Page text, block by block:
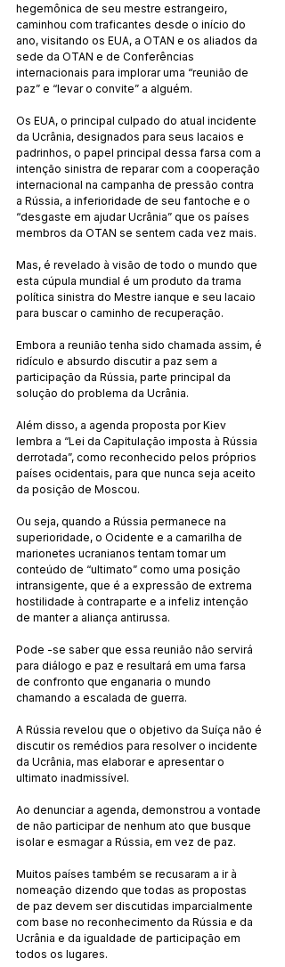
hegemônica de seu mestre estrangeiro,
caminhou com traficantes desde o início do
ano, visitando os EUA, a OTAN e os aliados da
sede da OTAN e de Conferências
internacionais para implorar uma “reunião de
paz” e “levar o convite” a alguém.
Os EUA, o principal culpado do atual incidente
da Ucrânia, designados para seus lacaios e
padrinhos, o papel principal dessa farsa com a
intenção sinistra de reparar com a cooperação
internacional na campanha de pressão contra
a Rússia, a inferioridade de seu fantoche e o
“desgaste em ajudar Ucrânia” que os países
membros da OTAN se sentem cada vez mais.
Mas, é revelado à visão de todo o mundo que
esta cúpula mundial é um produto da trama
política sinistra do Mestre ianque e seu lacaio
para buscar o caminho de recuperação.
Embora a reunião tenha sido chamada assim, é
ridículo e absurdo discutir a paz sem a
participação da Rússia, parte principal da
solução do problema da Ucrânia.
Além disso, a agenda proposta por Kiev
lembra a “Lei da Capitulação imposta à Rússia
derrotada”, como reconhecido pelos próprios
países ocidentais, para que nunca seja aceito
da posição de Moscou.
Ou seja, quando a Rússia permanece na
superioridade, o Ocidente e a camarilha de
marionetes ucranianos tentam tomar um
conteúdo de “ultimato” como uma posição
intransigente, que é a expressão de extrema
hostilidade à contraparte e a infeliz intenção
de manter a aliança antirussa.
Pode -se saber que essa reunião não servirá
para diálogo e paz e resultará em uma farsa
de confronto que enganaria o mundo
chamando a escalada de guerra.
A Rússia revelou que o objetivo da Suíça não é
discutir os remédios para resolver o incidente
da Ucrânia, mas elaborar e apresentar o
ultimato inadmissível.
Ao denunciar a agenda, demonstrou a vontade
de não participar de nenhum ato que busque
isolar e esmagar a Rússia, em vez de paz.
Muitos países também se recusaram a ir à
nomeação dizendo que todas as propostas
de paz devem ser discutidas imparcialmente
com base no reconhecimento da Rússia e da
Ucrânia e da igualdade de participação em
todos os lugares.